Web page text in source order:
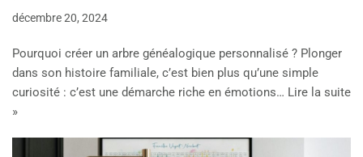
décembre 20, 2024
Pourquoi créer un arbre généalogique personnalisé ? Plonger
dans son histoire familiale, c’est bien plus qu’une simple
curiosité : c’est une démarche riche en émotions… Lire la suite
»